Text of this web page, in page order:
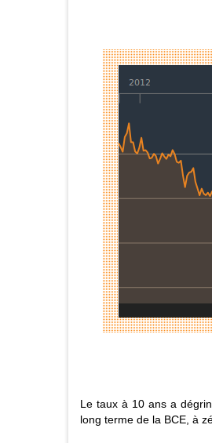
Le taux à 10 ans a
long terme de la BCE, à